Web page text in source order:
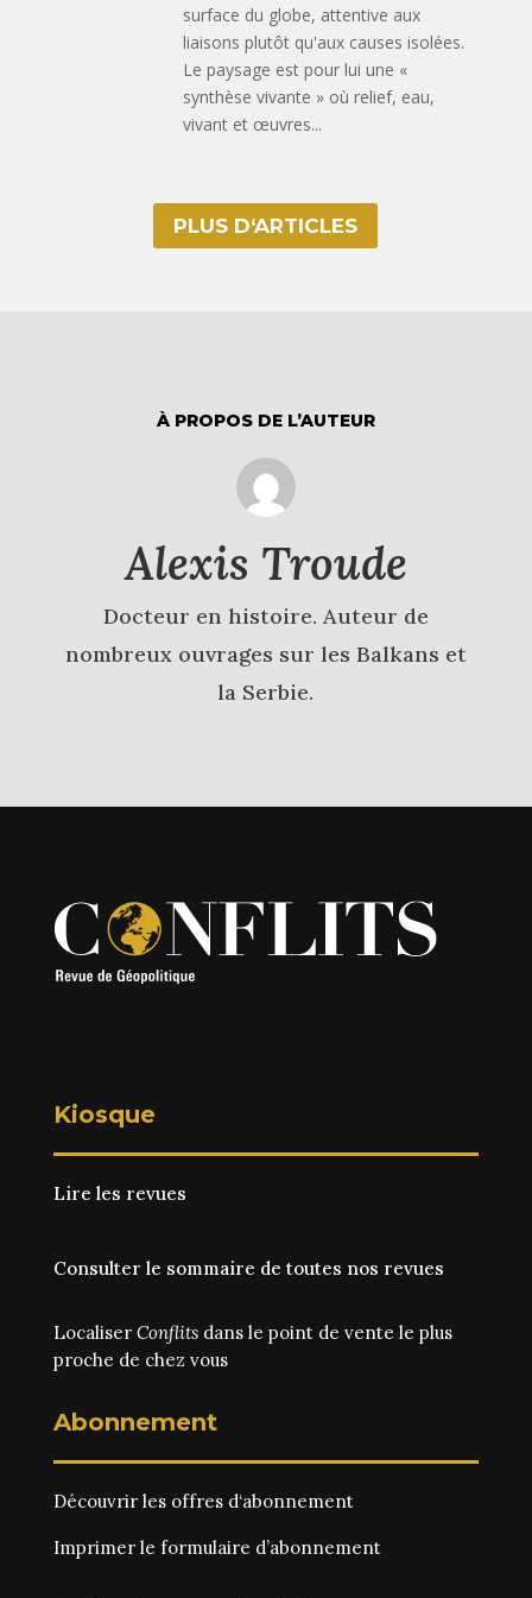
surface du globe, attentive aux
liaisons plutôt qu'aux causes isolées.
Le paysage est pour lui une «
synthèse vivante » où relief, eau,
vivant et œuvres...
PLUS D‘ARTICLES
À PROPOS DE L’AUTEUR
Alexis Troude
Docteur en histoire. Auteur de
nombreux ouvrages sur les Balkans et
la Serbie.
Kiosque
Lire les revues
Consulter le sommaire de toutes nos revues
Localiser Conflitsdans le point de vente le plus
proche de chez vous
Abonnement
Découvrir les offres d‘abonnement
Imprimer le formulaire d’abonnement